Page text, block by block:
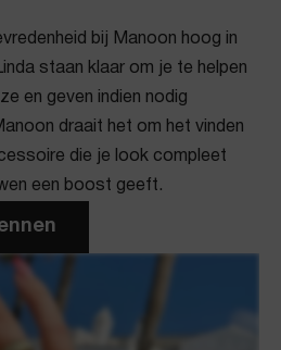
bij Manoon hoog in
staan klaar om je te helpen
en geven indien nodig
draait het om het vinden
die je look compleet
een boost geeft.